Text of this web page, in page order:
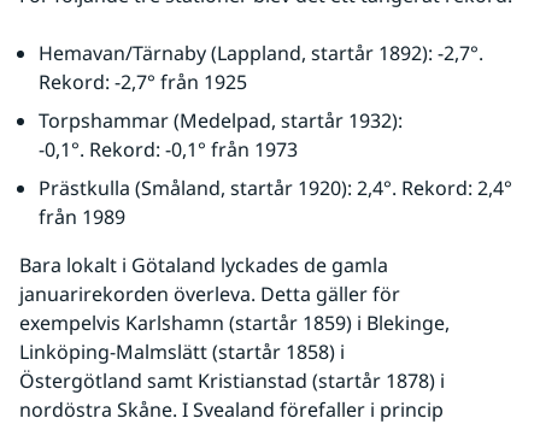
Hemavan/Tärnaby (Lappland, startår 1892): -2,7°.
Rekord: -2,7° från 1925
Torpshammar (Medelpad, startår 1932):
-0,1°. Rekord: -0,1° från 1973
Prästkulla (Småland, startår 1920): 2,4°. Rekord: 2,4°
från 1989
Bara lokalt i Götaland lyckades de gamla
januarirekorden överleva. Detta gäller för
exempelvis Karlshamn (startår 1859) i Blekinge,
Linköping-Malmslätt (startår 1858) i
Östergötland samt Kristianstad (startår 1878) i
nordöstra Skåne. I Svealand förefaller i princip